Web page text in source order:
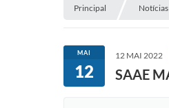
Assitência Social
Legislação
Principal Notícias
MAI
12
12 MAI 2022
SAAE